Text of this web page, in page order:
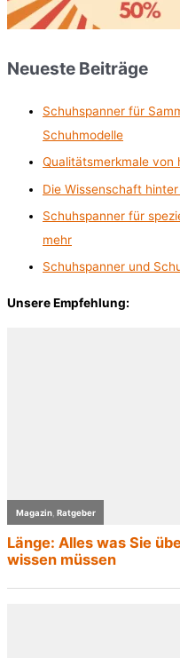
Neueste Beiträge
Schuhspanner für
Schuhmodelle
Qualitätsmerkmale von
Die Wissenschaft
Schuhspanner für
mehr
Schuhspanner und
Unsere Empfehlung: